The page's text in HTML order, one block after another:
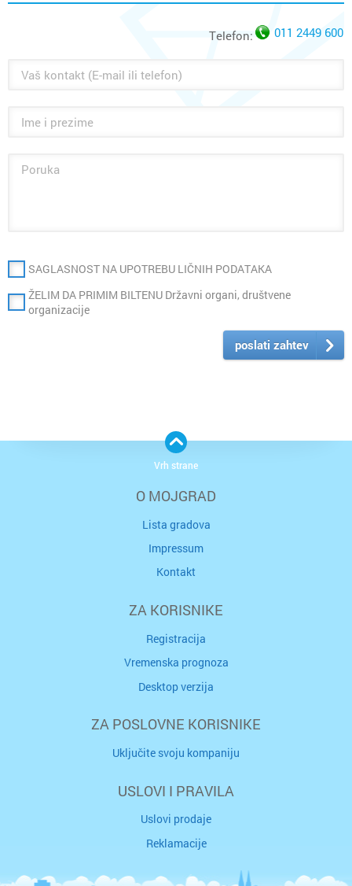
Telefon: 011 2449 600
SAGLASNOST NA UPOTREBU LIČNIH PODATAKA
ŽELIM DA PRIMIM BILTENU Državni organi, društvene
organizacije
poslati zahtev
O MOJGRAD
Lista gradova
Impressum
Kontakt
ZA KORISNIKE
Registracija
Vremenska prognoza
Desktop verzija
ZA POSLOVNE KORISNIKE
Uključite svoju kompaniju
USLOVI I PRAVILA
Uslovi prodaje
Reklamacije
Vrh strane